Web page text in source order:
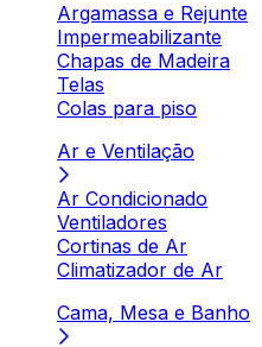
Argamassa e Rejunte
Impermeabilizante
Chapas de Madeira
Telas
Colas para piso
Ar e Ventilação
Ar Condicionado
Ventiladores
Cortinas de Ar
Climatizador de Ar
Cama, Mesa e Banho